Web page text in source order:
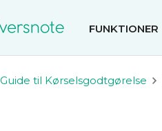
FUNKTIONER
Guide til Kørselsgodtgørelse